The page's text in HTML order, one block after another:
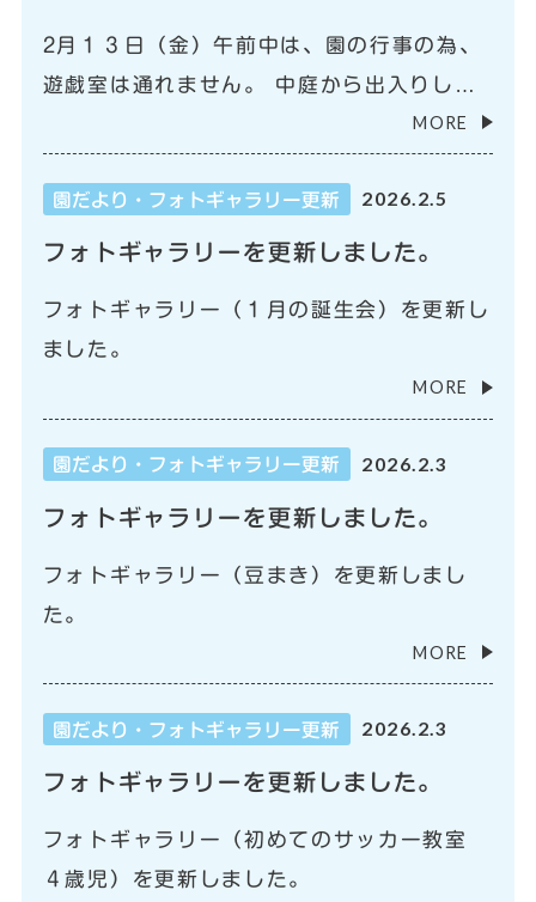
2月１３日（金）午前中は、園の行事の為、
遊戯室は通れません。 中庭から出入りして
MORE
園だより・フォトギャラリー更新 2026.2.5
フォトギャラリーを更新しました。
フォトギャラリー（１月の誕生会）を更新し
ました。
MORE
園だより・フォトギャラリー更新 2026.2.3
フォトギャラリーを更新しました。
フォトギャラリー（豆まき）を更新しまし
た。
MORE
園だより・フォトギャラリー更新 2026.2.3
フォトギャラリーを更新しました。
フォトギャラリー（初めてのサッカー教室
４歳児）を更新しました。